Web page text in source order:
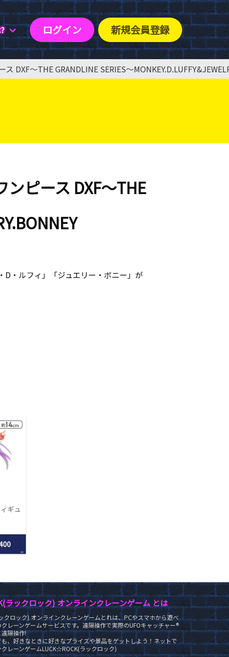
ログイン 新規会員登録
DXF～THE GRANDLINE SERIES～
ンピース DXF～THE
D・ルフィ」「ジュエリー・ボニー」が
ギュ
LRC
ラックロック) オンラインクレーンゲーム とは
クロック) オンラインクレーンゲームとれは、PCやスマホから遊べ
レーンゲームサービスです。遠隔操作で実際のUFOキャッチャー®
隔操作!
、好きなときに好きなプライズや景品をゲットしよう！ネットで
レーンゲームLUCK☆ROCK(ラックロック)